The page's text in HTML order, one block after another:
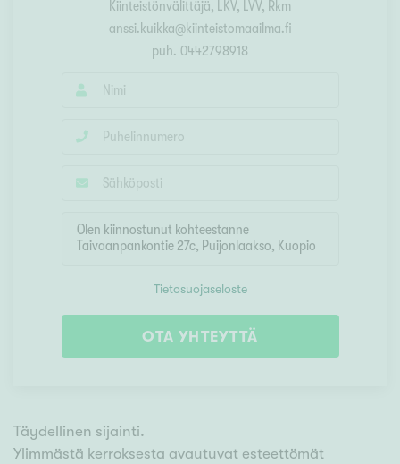
Kiinteistönvälittäjä, LKV, LVV, Rkm
anssi.kuikka@kiinteistomaailma.fi
puh. 0442798918
Tietosuojaseloste
OTA YHTEYTTÄ
Täydellinen sijainti.
Ylimmästä kerroksesta avautuvat esteettömät